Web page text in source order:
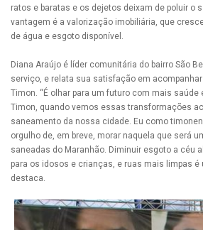
ratos e baratas e os dejetos deixam de poluir o
vantagem é a valorização imobiliária, que
de água e esgoto disponível.
Diana Araújo é líder comunitária do bairro São
serviço, e relata sua satisfação em
Timon. “É olhar para um futuro com mais saúde
Timon, quando vemos essas transformações
saneamento da nossa cidade. Eu como
orgulho de, em breve, morar naquela que será
saneadas do Maranhão. Diminuir esgoto a céu
para os idosos e crianças, e ruas mais limpas é
destaca.